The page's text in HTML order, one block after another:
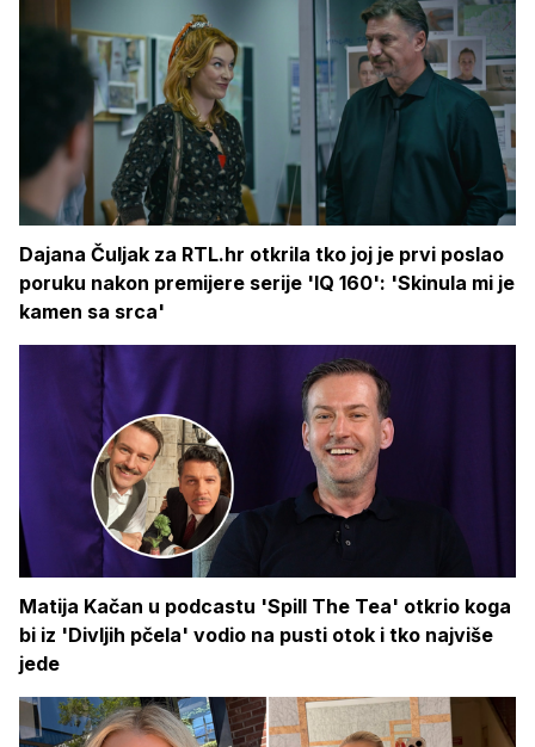
Dajana Čuljak za RTL.hr otkrila tko joj je prvi poslao
poruku nakon premijere serije 'IQ 160': 'Skinula mi je
kamen sa srca'
Matija Kačan u podcastu 'Spill The Tea' otkrio koga
bi iz 'Divljih pčela' vodio na pusti otok i tko najviše
jede